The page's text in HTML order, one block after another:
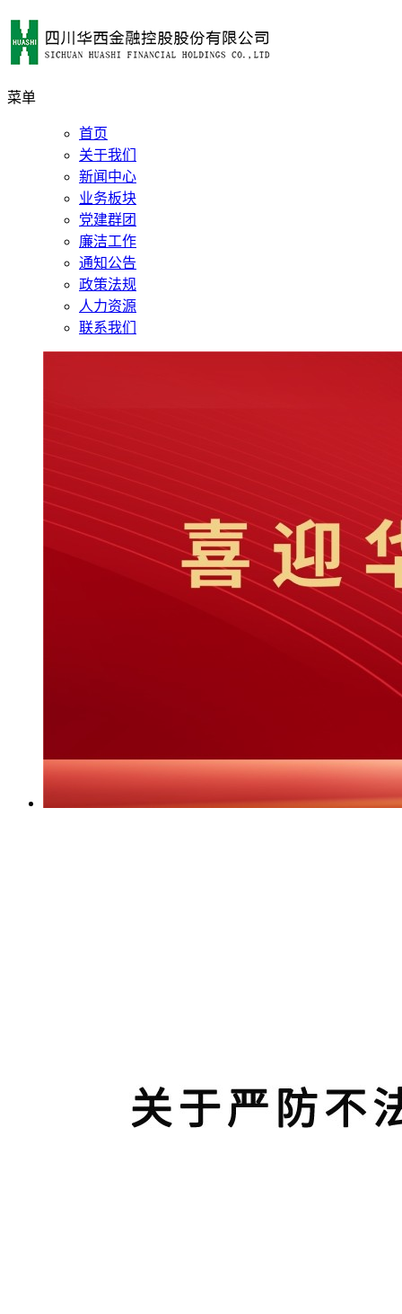
菜单
首页
关于我们
新闻中心
业务板块
党建群团
廉洁工作
通知公告
政策法规
人力资源
联系我们